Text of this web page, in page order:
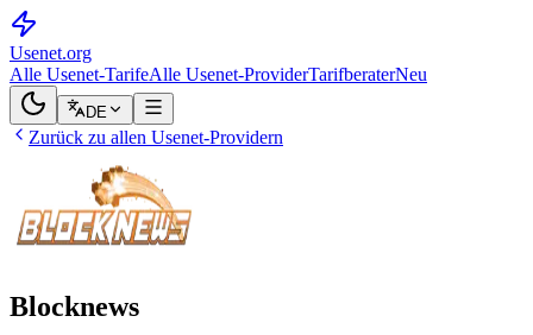
Usenet.org
Alle Usenet-TarifeAlle Usenet-ProviderTarifberaterNeu
DE
Zurück zu allen Usenet-Providern
Blocknews